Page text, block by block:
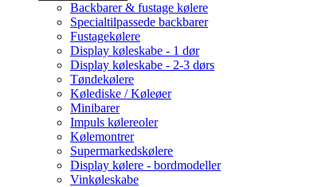
Backbarer & fustage kølere
Specialtilpassede backbarer
Fustagekølere
Display køleskabe - 1 dør
Display køleskabe - 2-3 dørs
Tøndekølere
Kølediske / Køleøer
Minibarer
Impuls kølereoler
Kølemontrer
Supermarkedskølere
Display kølere - bordmodeller
Vinkøleskabe